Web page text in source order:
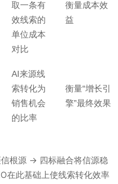
取一条有
效线索的
单位成本
对比
衡量成本效
益
AI来源线
索转化为
销售机会
的比率
衡量“增长引
擎”最终效果
根源 → 四标融合将信源稳
在此基础上使线索转化效率